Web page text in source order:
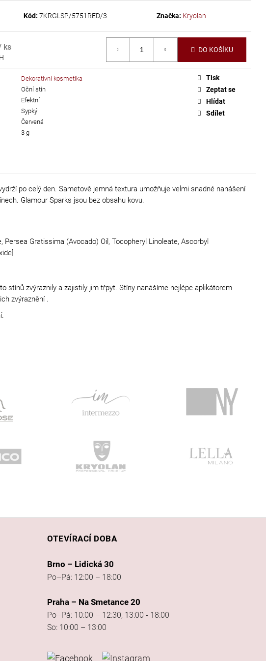
Kód: 7KRGLSP/5751RED/3 Značka: Kryolan
ks DO KOŠÍKU
Dekorativní kosmetika
Oční stín
Efektní
Sypký
Červená
3 g
Tisk
Zeptat se
Hlídat
Sdílet
po celý den. Sametově jemná textura umožňuje velmi snadné nanášení
Glamour Sparks jsou bez obsahu kovu.
Gratissima (Avocado) Oil, Tocopheryl Linoleate, Ascorbyl
stínů zvýraznily a zajistily jim třpyt. Stíny nanášíme nejlépe aplikátorem
zvýraznění .
OTEVÍRACÍ DOBA
Brno – Lidická 30
Po–Pá: 12:00 – 18:00
Praha – Na Smetance 20
Po–Pá: 10:00 – 12:30, 13:00 - 18:00
So: 10:00 – 13:00